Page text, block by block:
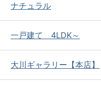
ナチュラル
一戸建て 4LDK～
大川ギャラリー【本店】